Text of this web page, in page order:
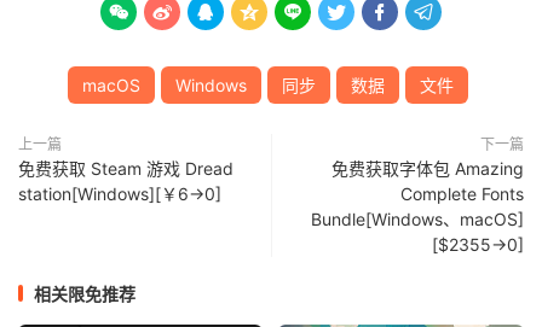
       
macOS Windows 同步 数据 文件
上一篇
免费获取 Steam 游戏 Dread
station[Windows][￥6→0]
下一篇
免费获取字体包 Amazing
Complete Fonts
Bundle[Windows、macOS]
[$2355→0]
相关限免推荐